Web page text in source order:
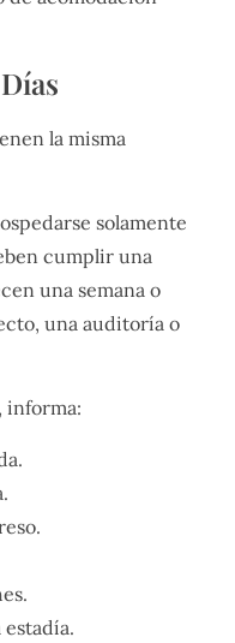
la misma
solamente
cumplir una
una semana o
una auditoría o
informa: